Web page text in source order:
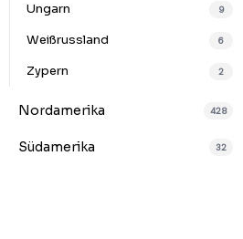
Ungarn 9
Weißrussland 6
Zypern 2
Nordamerika 428
Südamerika 32